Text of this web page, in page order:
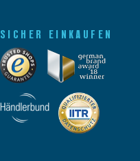
SICHER EINKAUFEN